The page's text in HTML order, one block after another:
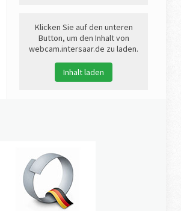
Klicken Sie auf den unteren
Button, um den Inhalt von
webcam.intersaar.de zu laden.
Inhalt laden